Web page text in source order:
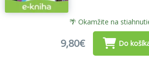
🌴 Okamžite na
9,80€ Do